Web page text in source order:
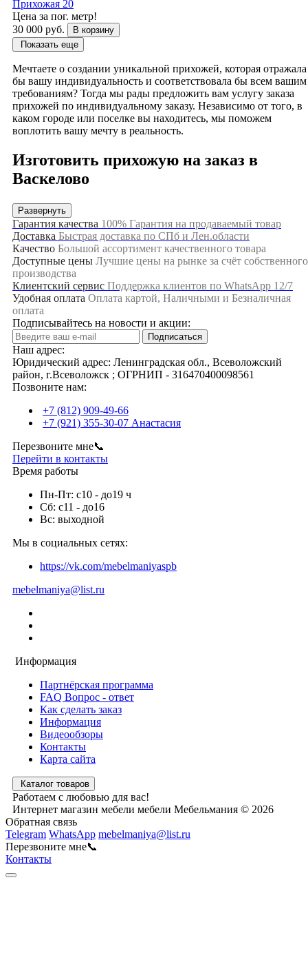
Прихожая 20
Цена за пог. метр!
30 000 руб.
В корзину
Показать еще
Мечтаете о создании уникальной прихожей, которая отражала
бы вашу индивидуальность и соответствовала бы всем вашим
требованиям? Тогда мы рады предложить вам услугу заказа
прихожей по индивидуальному заказу. Независимо от того, в
каком городе или поселке вы находитесь, мы поможем
воплотить вашу мечту в реальность.
Изготовить прихожую на заказ в
Васкелово
Наши профессиональные дизайнеры и мастера создадут для
вас идеальную прихожую, которая отразит ваш стиль и
предпочтения. Вы можете заказать именно ту прихожую,
которую вы воображаете - с учетом вашего бюджета, размеров
комнаты и предпочтений по цветам и материалам. А наши
мастера и специалисты смогут изготовить
в Васкелово по вашему индивидуальному заказу и
предпочтениям в компоновке.
Мы предлагаем широкий выбор моделей прихожей мебели, а
также возможность изготовления прихожей на заказ. Вы
можете выбрать стильный дизайн, форму, цветовую гамму и
даже мелкие детали, чтобы создать уникальную и
неповторимую прихожую, отражающую вашу
индивидуальность.
можете без проблем найти прихожую, идеально подходящую
для вашей комнаты. Наша команда профессионалов обеспечит
индивидуальный подход к каждому заказу и гарантирует
высокое качество и внимание к деталям.
Заказать прихожую в Васкелово
Не откладывайте свою мечту на потом. Закажите прихожую
по индивидуальному заказу уже сегодня. Сделайте вашу
прихожую особым местом, где вы сможете проводить время с
семьей и друзьями, наслаждаться комфортом и красотой
своего интерьера.
Развернуть
Гарантия качества 100% Гарантия на продаваемый товар
Доставка Быстрая доставка по СПб и Лен.области
Качество Большой ассортимент качественного товара
Доступные цены Лучшие цены на рынке за счёт собственного
производства
Клиентский сервис Поддержка клиентов по WhatsApp 12/7
Удобная оплата Оплата картой, Наличными и Безналичная
оплата
Подписывайтесь на новости и акции:
Подписаться
Наш адрес:
Юридический адрес: Ленинградская обл., Всеволожский
район, г.Всеволожск ; ОГРНИП - 316470400098561
Позвоните нам:
+7 (812) 909-49-66
+7 (921) 355-30-07 Анастасия
Перезвоните мне📞
Перейти в контакты
Время работы
Пн-Пт: с10 - до19 ч
Сб: с11 - до16
Вс: выходной
Мы в социальных сетях:
https://vk.com/mebelmaniyaspb
mebelmaniya@list.ru
Информация
Партнёрская программа
FAQ Вопрос - ответ
Как сделать заказ
Информация
Видеообзоры
Контакты
Карта сайта
Каталог товаров
Работаем с любовью для вас!
Интернет магазин мебели мебели Мебельмания © 2026
Обратная связь
Telegram WhatsApp mebelmaniya@list.ru
Перезвоните мне📞
Контакты